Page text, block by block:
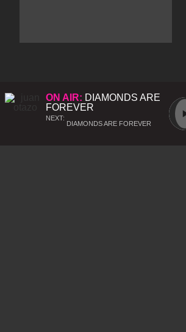
ON AIR: DIAMONDS ARE
FOREVER
NEXT:
DIAMONDS ARE FOREVER